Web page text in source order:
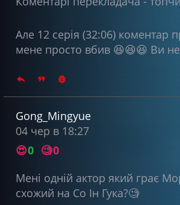
Але 12 серія (32:06) коментар
мене просто вбив 😆😆😆 Ви
Gong_Mingyue
04 чер в 18:27
😍0 🧐0
Мені одній актор який грає
схожий на Со Ін Гука?🧐